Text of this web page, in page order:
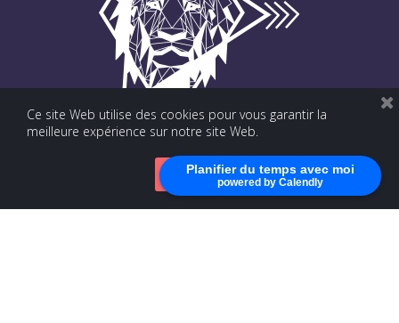
Planifier du temps avec moi
powered by Calendly
Ce site Web utilise des cookies pour vous garantir la
meilleure expérience sur notre site Web.
Accepter